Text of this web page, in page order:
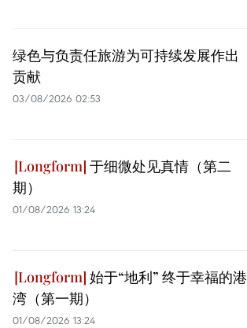
绿色与负责任旅游为可持续发展作出
贡献
03/08/2026 02:53
于细微处见真情（第二
期）
01/08/2026 13:24
始于“地利” 终于幸福的港
湾（第一期）
01/08/2026 13:24